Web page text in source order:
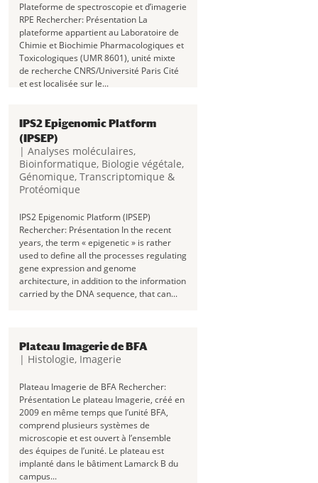
Plateforme de spectroscopie et d’imagerie
RPE Rechercher: Présentation La
plateforme appartient au Laboratoire de
Chimie et Biochimie Pharmacologiques et
Toxicologiques (UMR 8601), unité mixte
de recherche CNRS/Université Paris Cité
et est localisée sur le...
IPS2 Epigenomic Platform
(IPSEP)
| Analyses moléculaires,
Bioinformatique, Biologie végétale,
Génomique, Transcriptomique &
Protéomique
IPS2 Epigenomic Platform (IPSEP)
Rechercher: Présentation In the recent
years, the term « epigenetic » is rather
used to define all the processes regulating
gene expression and genome
architecture, in addition to the information
carried by the DNA sequence, that can...
Plateau Imagerie de BFA
| Histologie, Imagerie
Plateau Imagerie de BFA Rechercher:
Présentation Le plateau Imagerie, créé en
2009 en même temps que l’unité BFA,
comprend plusieurs systèmes de
microscopie et est ouvert à l’ensemble
des équipes de l’unité. Le plateau est
implanté dans le bâtiment Lamarck B du
campus...